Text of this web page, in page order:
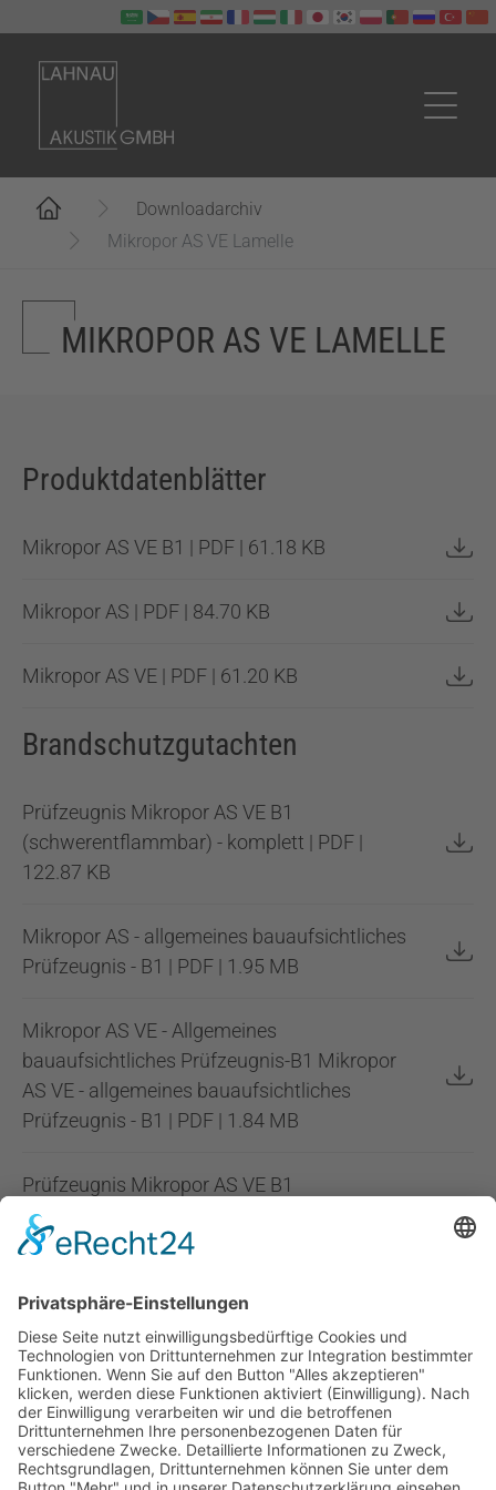
Downloadarchiv
Mikropor AS VE Lamelle
MIKROPOR AS VE LAMELLE
Produktdatenblätter
Mikropor AS VE B1 | PDF | 61.18 KB
Mikropor AS | PDF | 84.70 KB
Mikropor AS VE | PDF | 61.20 KB
Brandschutzgutachten
Prüfzeugnis Mikropor AS VE B1
(schwerentflammbar) - komplett | PDF |
122.87 KB
Mikropor AS - allgemeines bauaufsichtliches
Prüfzeugnis - B1 | PDF | 1.95 MB
Mikropor AS VE - Allgemeines
bauaufsichtliches Prüfzeugnis-B1 Mikropor
AS VE - allgemeines bauaufsichtliches
Prüfzeugnis - B1 | PDF | 1.84 MB
Prüfzeugnis Mikropor AS VE B1
(schwerentflammbar) - Übersicht | PDF | 1.25
MB
Infopoint
Social Media